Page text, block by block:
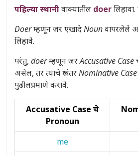
पहिल्या स्थानीवाक्यातील doerलिहावा.
Doerम्हणून जर एखादेNounवापरलेले
लिहावे.
परंतु, doerम्हणून जरAccusative Case
असेल, तर त्याचे रूपांतरNominative Case
पुढीलप्रमाणे करावे.
Accusative Case चे
Pronoun
me